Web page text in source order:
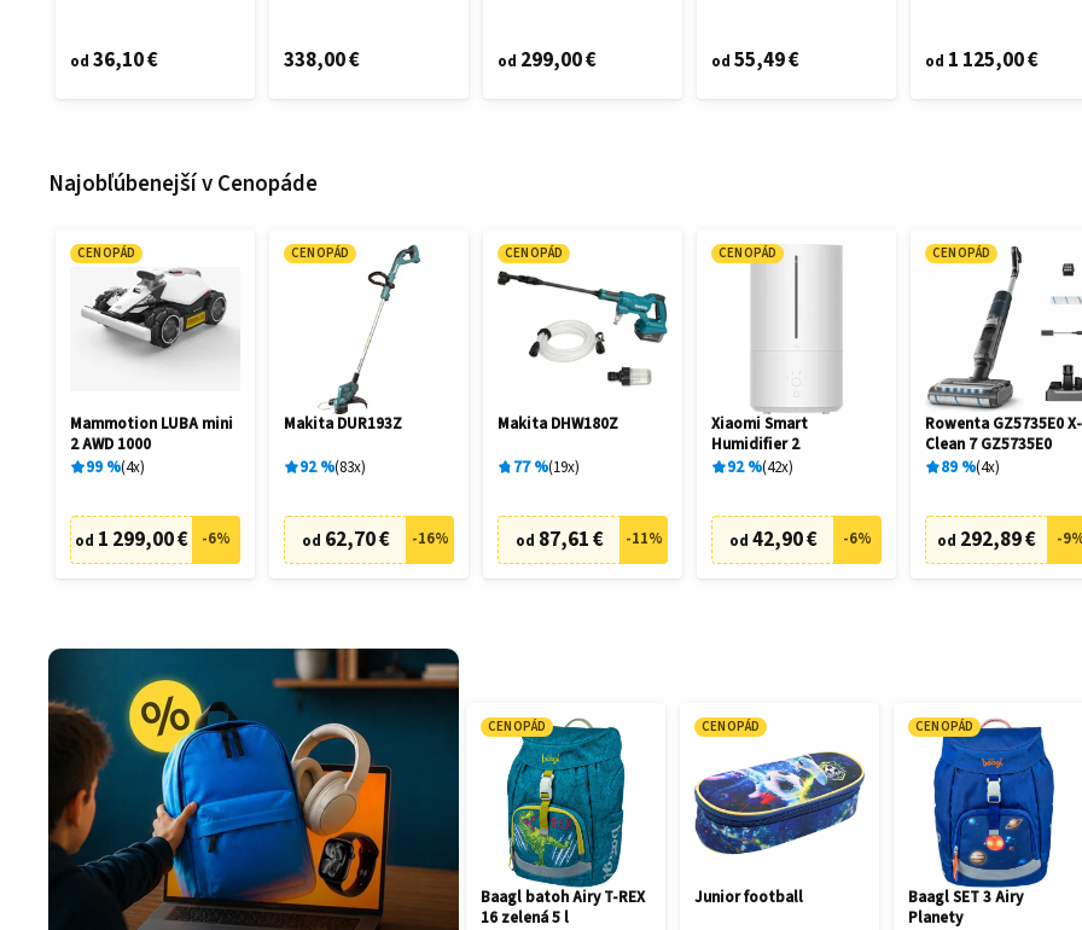
od 36,10 € 338,00 € od 299,00 € od 55,49 € od 1 125,00 €
Najobľúbenejší v Cenopáde
CENOPÁD
Mammotion LUBA mini
2 AWD 1000
99 % 4x
od 1 299,00 € -6%
CENOPÁD
Makita DUR193Z
92% 83x
od 62,70 € -16%
CENOPÁD
Makita DHW180Z
77% 19x
od 87,61 € -11%
CENOPÁD
Xiaomi Smart
Humidifier 2
92% 42x
od 42,90 € -6%
CENOPÁD
Rowenta GZ5735E0 X-
Clean 7 GZ5735E0
89 % 4x
od 292,89 € -9
CENOPÁD
Baagl batoh Airy T-REX
16 zelená 5 l
CENOPÁD
Junior football
CENOPÁD
Baagl SET 3 Airy
Planety